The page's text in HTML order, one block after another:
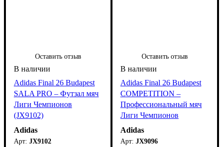
Оставить отзыв
Adidas Final 26 Budapest
SALA PRO – Футзал мяч
Лиги Чемпионов
(JX9102)
Adidas
JX9102
Оставить отзыв
Adidas Final 26 Budapest
COMPETITION –
Профессиональный мяч
Лиги Чемпионов
(JX9096)
Adidas
JX9096